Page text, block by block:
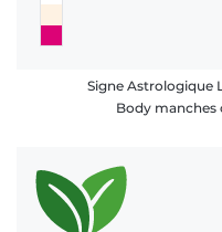
Signe Astrologique
Body manches